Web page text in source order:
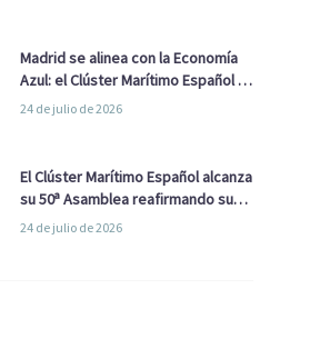
Madrid se alinea con la Economía
Azul: el Clúster Marítimo Español y
la Real Liga Naval avanzan alianzas
24 de julio de 2026
El Clúster Marítimo Español alcanza
su 50ª Asamblea reafirmando su
liderazgo en la Economía Azul
24 de julio de 2026